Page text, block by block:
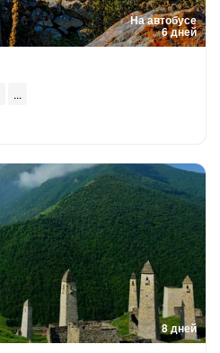
На автобусе
6 дней
8 дней